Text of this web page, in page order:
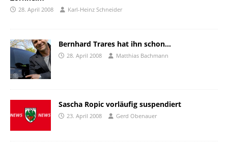
28. April 2008 Karl-Heinz Schneider
Bernhard Trares hat ihn schon…
28. April 2008 Matthias Bachmann
Sascha Ropic vorläufig suspendiert
23. April 2008 Gerd Obenauer